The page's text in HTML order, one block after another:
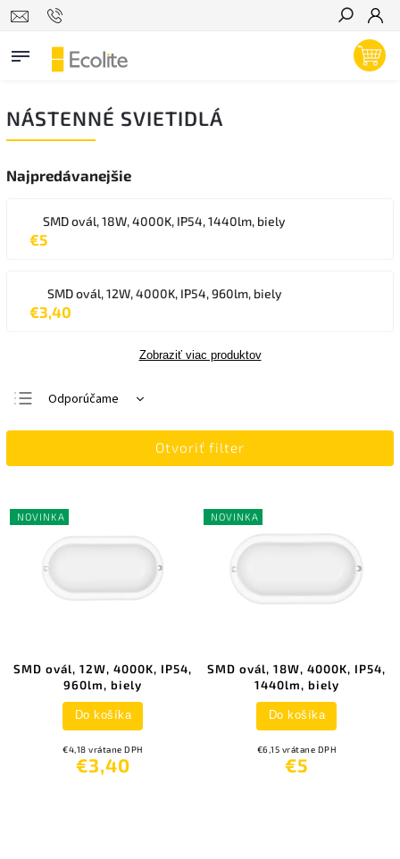
Hľadať
NÁSTENNÉ SVIETIDLÁ
Najpredávanejšie
SMD ovál, 18W, 4000K, IP54, 1440lm, biely
€5
SMD ovál, 12W, 4000K, IP54, 960lm, biely
€3,40
Zobraziť viac produktov
Odporúčame
Najlacnejšie
Abecedne
Otvoriť filter
NOVINKA
SMD ovál, 12W, 4000K, IP54,
960lm, biely
€4,18 vrátane DPH
€3,40
Do košíka
NOVINKA
SMD ovál, 18W, 4000K, IP54,
1440lm, biely
€6,15 vrátane DPH
€5
Do košíka